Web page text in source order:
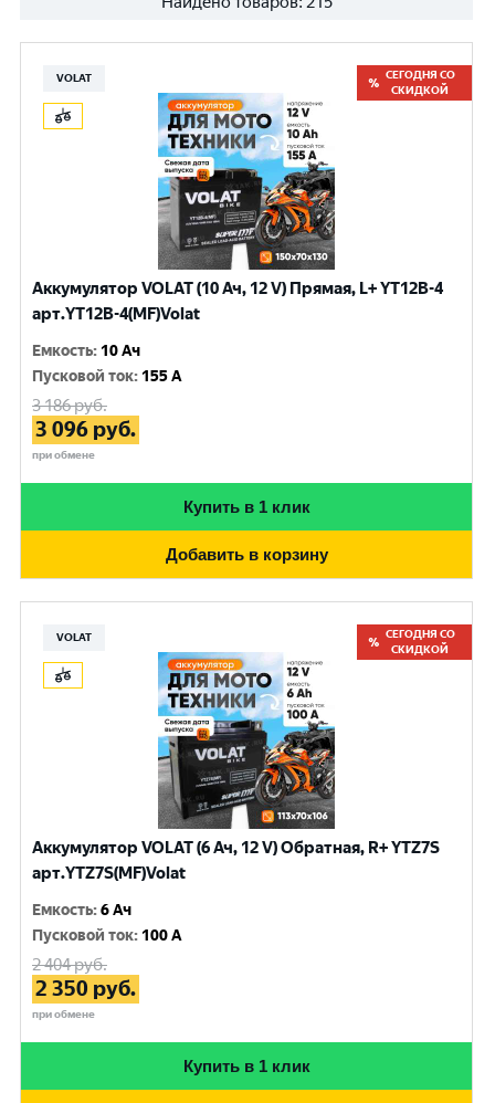
VOLAT
СЕГОДНЯ СО
СКИДКОЙ
Аккумулятор VOLAT (10 Ач, 12 V) Прямая, L+ YT12B-4
арт.YT12B-4(MF)Volat
Емкость: 10 Ач
Пусковой ток: 155 A
3 186руб.
3 096 руб.
при обмене
Купить в 1 клик
Добавить в корзину
VOLAT
СЕГОДНЯ СО
СКИДКОЙ
Аккумулятор VOLAT (6 Ач, 12 V) Обратная, R+ YTZ7S
арт.YTZ7S(MF)Volat
Емкость:6 Ач
Пусковой ток: 100 A
2 404руб.
2 350 руб.
при обмене
Купить в 1 клик